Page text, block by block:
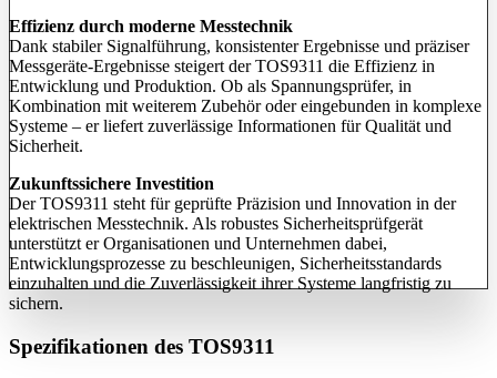
Effizienz durch moderne Messtechnik
Dank stabiler Signalführung, konsistenter Ergebnisse und präziser
Messgeräte-Ergebnisse steigert der TOS9311 die Effizienz in
Entwicklung und Produktion. Ob als Spannungsprüfer, in
Kombination mit weiterem Zubehör oder eingebunden in komplexe
Systeme – er liefert zuverlässige Informationen für Qualität und
Sicherheit.
Zukunftssichere Investition
Der TOS9311 steht für geprüfte Präzision und Innovation in der
elektrischen Messtechnik. Als robustes Sicherheitsprüfgerät
unterstützt er Organisationen und Unternehmen dabei,
Entwicklungsprozesse zu beschleunigen, Sicherheitsstandards
einzuhalten und die Zuverlässigkeit ihrer Systeme langfristig zu
sichern.
Spezifikationen des TOS9311